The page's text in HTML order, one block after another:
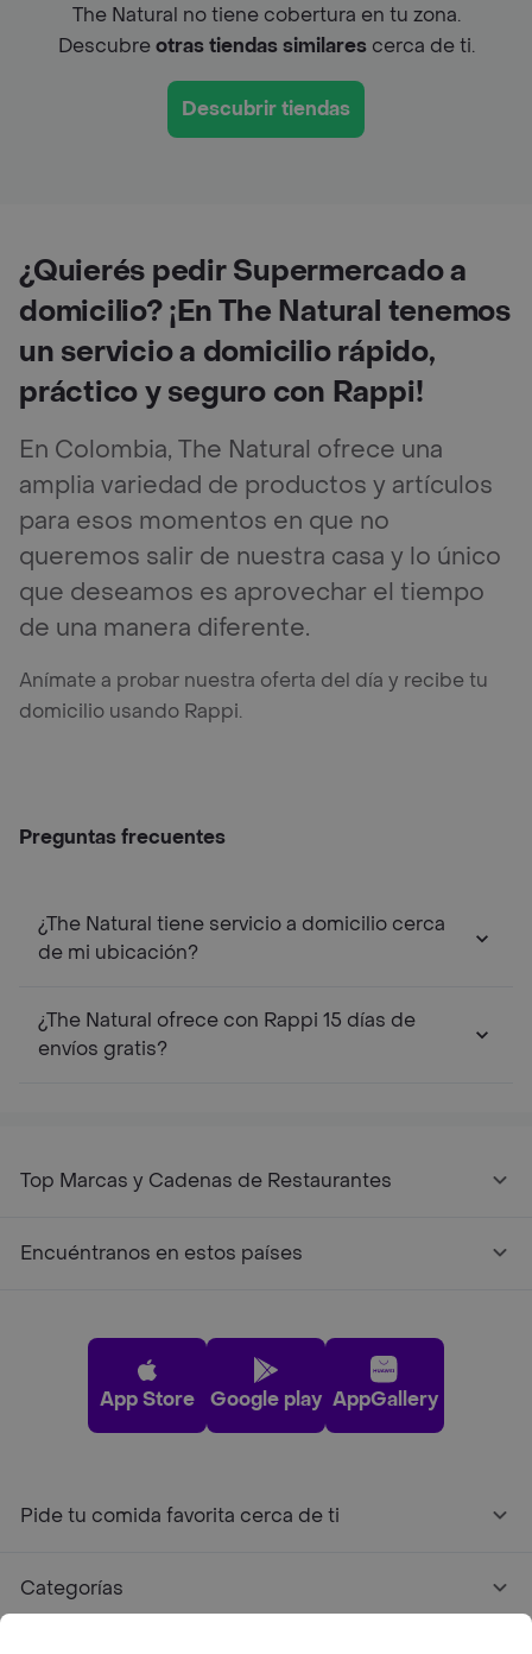
The Natural no tiene cobertura en tu zona.
Descubreotras tiendas similarescerca de ti.
Descubrir tiendas
¿Quierés pedir Supermercado a
domicilio? ¡En The Natural tenemos
un servicio a domicilio rápido,
práctico y seguro con Rappi!
En Colombia, The Natural ofrece una
amplia variedad de productos y artículos
para esos momentos en que no
queremos salir de nuestra casa y lo único
que deseamos es aprovechar el tiempo
de una manera diferente.
Anímate a probar nuestra oferta del día y recibe tu
domicilio usando Rappi.
Preguntas frecuentes
¿The Natural tiene servicio a domicilio cerca
de mi ubicación?
¿The Natural ofrece con Rappi 15 días de
envíos gratis?
Top Marcas y Cadenas de Restaurantes
Encuéntranos en estos países
App Store Google play AppGallery
Pide tu comida favorita cerca de ti
Categorías